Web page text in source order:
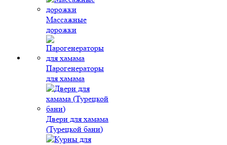
Массажные
дорожки
Парогенераторы
для хамама
Двери для хамама
(Турецкой бани)